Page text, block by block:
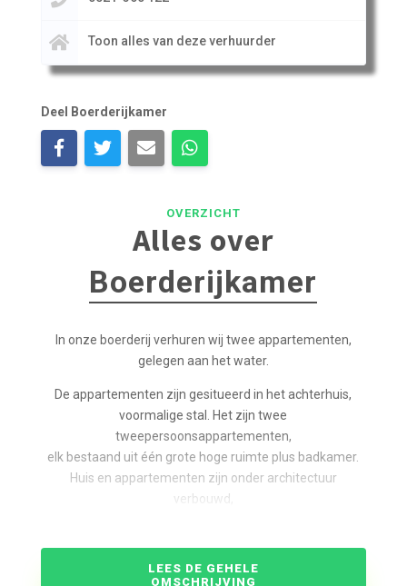
Toon alles van deze verhuurder
Deel Boerderijkamer
OVERZICHT
Alles over
Boerderijkamer
In onze boerderij verhuren wij twee appartementen,
gelegen aan het water.
De appartementen zijn gesitueerd in het achterhuis,
voormalige stal. Het zijn twee
tweepersoonsappartementen,
elk bestaand uit één grote hoge ruimte plus badkamer.
Huis en appartementen zijn onder architectuur
verbouwd,
rijksmonument.
LEES DE GEHELE
OMSCHRIJVING